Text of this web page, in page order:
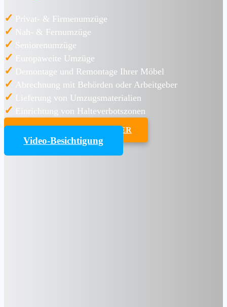
✓ Privat- & Firmenumzüge
✓ Nah- & Fernumzüge
✓ Seniorenumzüge
✓ Europaweite Umzüge
✓ Demontage und Remontage Ihrer Möbel
✓ Abrechnung mit Behörden oder Arbeitgeber
✓ Lieferung von Umzugsmaterialien
✓ Einrichtung von Halteverbotszonen
UMZUGSKOSTENRECHNER
Video-Besichtigung